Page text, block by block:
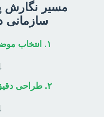
مسیر نگارش
سازمانی
۱. انتخاب موضوع هوشمندانه
۲. طراحی دقیق روش تحقیق